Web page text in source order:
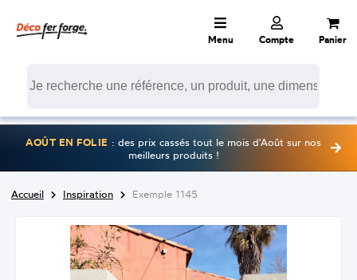
Menu Compte Panier
AOÛT EN FOLIE : des prix cassés tout le mois d'Août sur nos
meilleurs produits !
Accueil Inspiration Exemple 1145